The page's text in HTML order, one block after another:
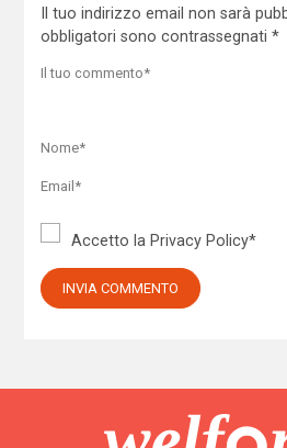
Il tuo indirizzo email non sarà
obbligatori sono contrassegnati *
Accetto la Privacy Policy*